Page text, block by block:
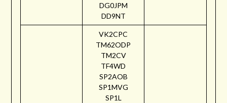
DG0JPM
DD9NT
VK2CPC
TM62ODP
TM2CV
TF4WD
SP2AOB
SP1MVG
SP1L